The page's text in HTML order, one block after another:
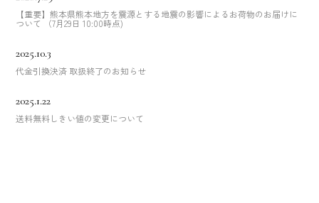
【重要】熊本県熊本地方を震源とする地震の影響によるお荷物のお届けに
ついて （7月29日 10:00時点)
2025.10.3
代金引換決済 取扱終了のお知らせ
2025.1.22
送料無料しきい値の変更について